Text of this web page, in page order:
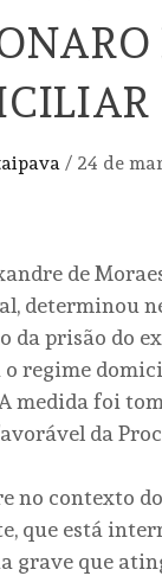
/ 24 de
de
determinou
da prisão do
o regime
medida foi
da
no contexto
que está
grave que